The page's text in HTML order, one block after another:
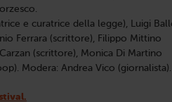
e curatrice della legge), Luigi
Ferrara (scrittore), Filippo Mittino
(scrittore), Monica Di Martino
Modera: Andrea Vico (giornalista).